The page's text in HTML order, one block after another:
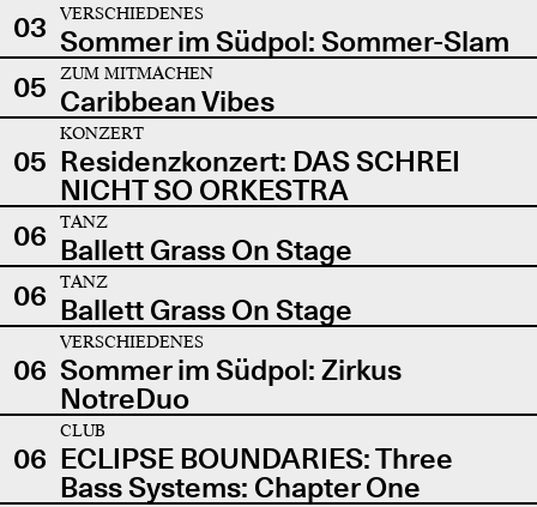
03
VERSCHIEDENES
Sommer im Südpol: Sommer-Slam
05
ZUM MITMACHEN
Caribbean Vibes
05
KONZERT
Residenzkonzert: DAS SCHREI
NICHT SO ORKESTRA
06
TANZ
Ballett Grass On Stage
06
TANZ
Ballett Grass On Stage
06
VERSCHIEDENES
Sommer im Südpol: Zirkus
NotreDuo
06
CLUB
ECLIPSE BOUNDARIES: Three
Bass Systems: Chapter One